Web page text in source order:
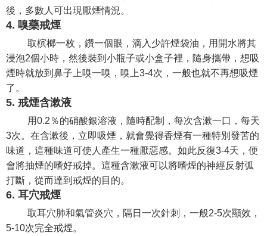
後，多數人可出現厭煙情況。
4. 嗅藥戒煙
取槟榔一枚，鑽一個眼，滴入少許煙袋油，用開水將其
浸泡2個小時，然後裝到小瓶子或小盒子裡，隨身攜帶，想吸
煙時就放到鼻子上嗅一嗅，嗅上3-4次，一般也就不再想吸煙
了。
5. 戒煙含漱液
用0.2％的硝酸銀溶液，隨時配制，每次含漱一口，每天
3次。在含漱後，立即吸煙，就會覺得香煙有一種特別發苦的
味道，這種味道可使人產生一種厭惡感。如此反復3-4天，便
會將抽煙的嗜好戒掉。這種含漱液可以將嗜煙的神經反射弧
打斷，從而達到戒煙的目的。
6. 耳穴戒煙
取耳穴肺和氣管炎穴，隔日一次針刺，一般2-5次顯效，
5-10次完全戒煙。